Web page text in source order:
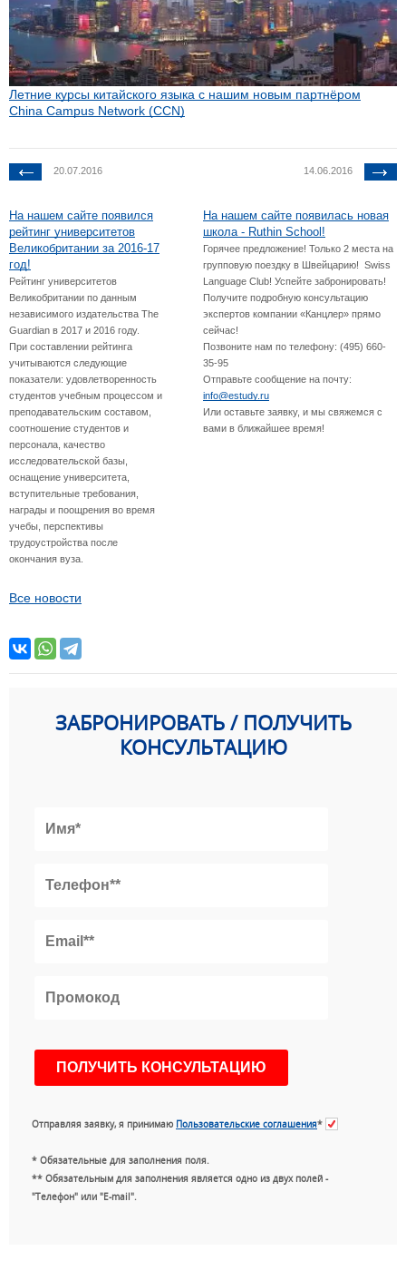
Летние курсы китайского языка с нашим новым партнёром
China Campus Network (CCN)
20.07.2016
На нашем сайте появился
рейтинг университетов
Великобритании за 2016-17
год!
Рейтинг университетов
Великобритании по данным
независимого издательства The
Guardian в 2017 и 2016 году.
При составлении рейтинга
учитываются следующие
показатели: удовлетворенность
студентов учебным процессом и
преподавательским составом,
соотношение студентов и
персонала, качество
исследовательской базы,
оснащение университета,
вступительные требования,
награды и поощрения во время
учебы, перспективы
трудоустройства после
окончания вуза.
14.06.2016
На нашем сайте появилась новая
школа - Ruthin School!
Горячее предложение! Только 2 места на
групповую поездку в Швейцарию! Swiss
Language Club! Успейте забронировать!
Получите подробную консультацию
экспертов компании «Канцлер» прямо
сейчас!
Позвоните нам по телефону: (495) 660-
35-95
Отправьте сообщение на почту:
info@estudy.ru
Или оставьте заявку, и мы свяжемся с
вами в ближайшее время!
Все новости
ЗАБРОНИРОВАТЬ / ПОЛУЧИТЬ
КОНСУЛЬТАЦИЮ
Отправляя заявку, я принимаю Пользовательские соглашения*
* Обязательные для заполнения поля.
** Обязательным для заполнения является одно из двух полей -
"Телефон" или "E-mail".